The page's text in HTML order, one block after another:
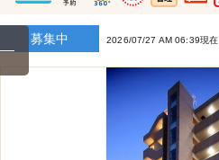
募集中 2026/07/27 AM 06:39現在